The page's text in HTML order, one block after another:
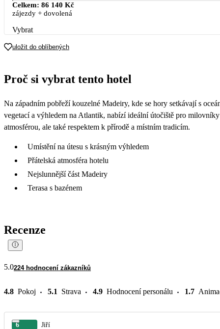
Celkem: 86 140 Kč
zájezdy + dovolená
Vybrat
uložit do oblíbených
Proč si vybrat tento hotel
Na západním pobřeží kouzelné Madeiry, kde se hory setkávají s
vegetací a výhledem na Atlantik, nabízí ideální útočiště pro
atmosférou, ale také respektem k přírodě a místním tradicím.
Umístění na útesu s krásným výhledem
Přátelská atmosféra hotelu
Nejslunnější část Madeiry
Terasa s bazénem
Recenze
5.0224 hodnocení zákazníků
4.8 Pokoj 5.1 Strava 4.9 Hodnocení personálu 1.7
6 Jiří